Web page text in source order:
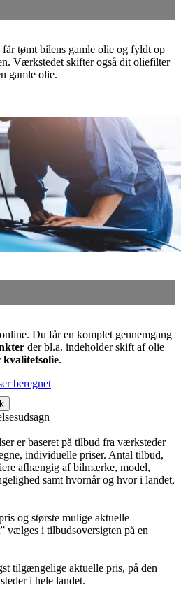
tømt bilens gamle olie og fyldt op
Værkstedet skifter også dit oliefilter
gamle olie.
Du får en komplet gennemgang
der bl.a. indeholder skift af olie
kvalitetsolie.
beregnet
er baseret på tilbud fra værksteder
individuelle priser. Antal tilbud,
afhængig af bilmærke, model,
samt hvornår og hvor i landet,
og største mulige aktuelle
vælges i tilbudsoversigten på en
tilgængelige aktuelle pris, på den
i hele landet.